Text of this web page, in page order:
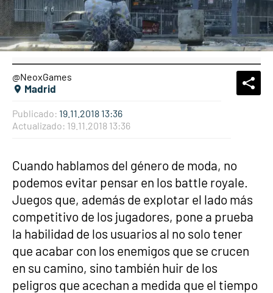
@NeoxGames
Madrid
Publicado: 19.11.2018 13:36
Actualizado: 19.11.2018 13:36
Cuando hablamos del género de moda, no
podemos evitar pensar en los battle royale.
Juegos que, además de explotar el lado más
competitivo de los jugadores, pone a prueba
la habilidad de los usuarios al no solo tener
que acabar con los enemigos que se crucen
en su camino, sino también huir de los
peligros que acechan a medida que el tiempo